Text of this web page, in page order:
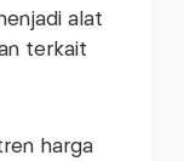
alat
terkait
harga